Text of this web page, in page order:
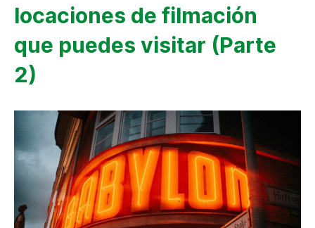
locaciones de filmación
que puedes visitar (Parte
2)